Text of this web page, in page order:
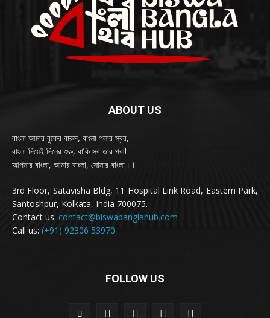
ABOUT US
বাংলা আমার বুকের বারুদ, বাংলা গলার স্বর,
বাংলা দিয়েই দিনের শুরু, বাকি সব তার পর!!
আপনার বাংলা, আমার বাংলা, সোনার বাংলা।।
3rd Floor, Satavisha Bldg, 11 Hospital Link Road, Eastern Park,
Santoshpur, Kolkata, India 700075.
Contact us: contact@biswabanglahub.com
Call us: (+91) 92306 53970
FOLLOW US